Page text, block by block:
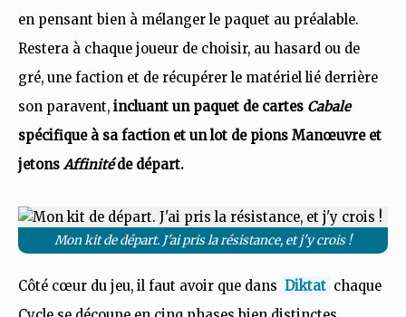
en pensant bien à mélanger le paquet au préalable.
Restera à chaque joueur de choisir, au hasard ou de
gré, une faction et de récupérer le matériel lié derrière
son paravent, incluant un paquet de cartes Cabale
spécifique à sa faction et un lot de pions Manœuvre et
jetons Affinitéde départ.
Mon kit de départ. J'ai pris la résistance, et j'y crois !
Côté cœur du jeu, il faut avoir que dans Diktat chaque